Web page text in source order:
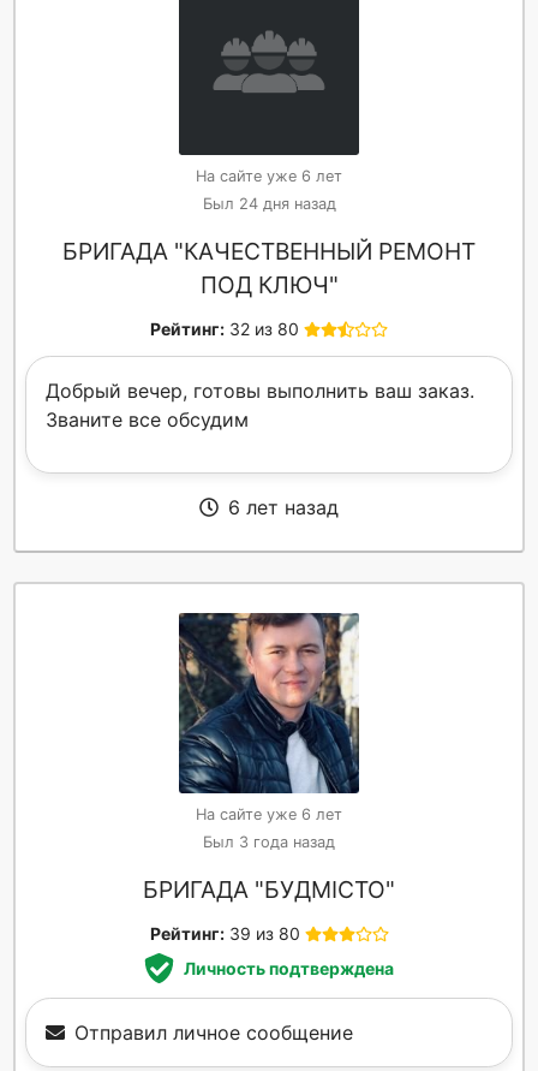
На сайте уже 6 лет
Был 24 дня назад
БРИГАДА "КАЧЕСТВЕННЫЙ РЕМОНТ
ПОД КЛЮЧ"
Рейтинг: 32 из 80
Добрый вечер, готовы выполнить ваш заказ.
Званите все обсудим
6 лет назад
На сайте уже 6 лет
Был 3 года назад
БРИГАДА "БУДМІСТО"
Рейтинг: 39 из 80
Личность подтверждена
Отправил личное сообщение